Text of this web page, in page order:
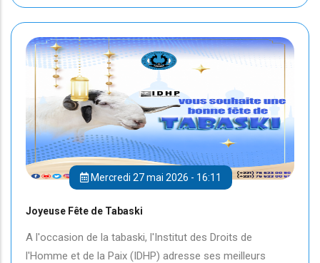
Mercredi 27 mai 2026 - 16:11
Joyeuse Fête de Tabaski
A l'occasion de la tabaski, l'Institut des Droits de
l'Homme et de la Paix (IDHP) adresse ses meilleurs